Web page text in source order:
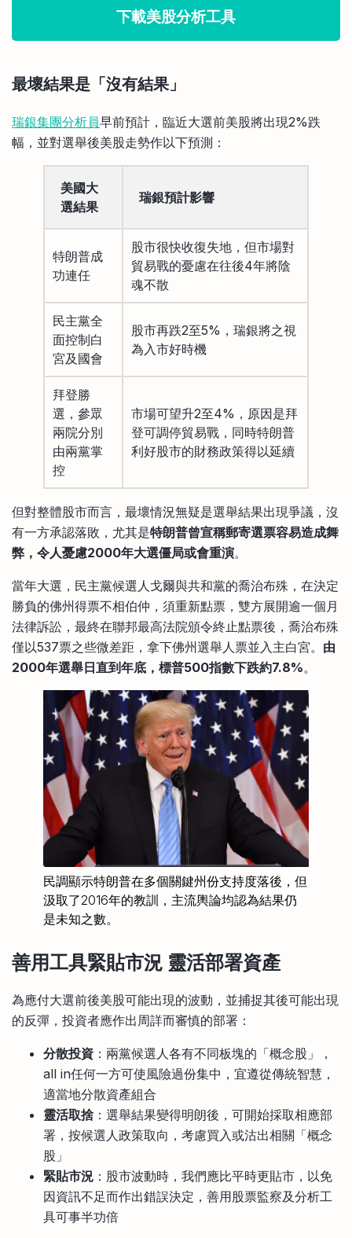
下載美股分析工具
最壞結果是「沒有結果」
瑞銀集團分析員早前預計，臨近大選前美股將出現2%跌
幅，並對選舉後美股走勢作以下預測：
美國大
選結果
瑞銀預計影響
特朗普成
功連任
股市很快收復失地，但市場對
貿易戰的憂慮在往後4年將陰
魂不散
民主黨全
面控制白
宮及國會
股市再跌2至5%，瑞銀將之視
為入市好時機
拜登勝
選，參眾
兩院分別
由兩黨掌
控
市場可望升2至4%，原因是拜
登可調停貿易戰，同時特朗普
利好股市的財務政策得以延續
但對整體股市而言，最壞情況無疑是選舉結果出現爭議，沒
有一方承認落敗，尤其是特朗普曾宣稱郵寄選票容易造成舞
弊，令人憂慮2000年大選僵局或會重演。
當年大選，民主黨候選人戈爾與共和黨的喬治布殊，在決定
勝負的佛州得票不相伯仲，須重新點票，雙方展開逾一個月
法律訴訟，最終在聯邦最高法院頒令終止點票後，喬治布殊
僅以537票之些微差距，拿下佛州選舉人票並入主白宮。 由
2000年選舉日直到年底，標普500指數下跌約7.8%。
民調顯示特朗普在多個關鍵州份支持度落後，但
汲取了2016年的教訓，主流輿論均認為結果仍
是未知之數。
善用工具緊貼市況 靈活部署資產
為應付大選前後美股可能出現的波動，並捕捉其後可能出現
的反彈，投資者應作出周詳而審慎的部署：
分散投資 ：兩黨候選人各有不同板塊的「概念股」，
all in任何一方可使風險過份集中，宜遵從傳統智慧，
適當地分散資產組合
靈活取捨：選舉結果變得明朗後，可開始採取相應部
署，按候選人政策取向，考慮買入或沽出相關「概念
股」
緊貼市況 ：股市波動時，我們應比平時更貼市，以免
因資訊不足而作出錯誤決定，善用股票監察及分析工
具可事半功倍